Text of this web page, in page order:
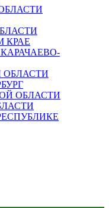
КРАЕ
ОБЛАСТИ
ОБЛАСТИ